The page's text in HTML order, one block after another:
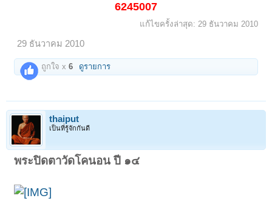
6245007
แก้ไขครั้งล่าสุด: 29 ธันวาคม 2010
29 ธันวาคม 2010
ถูกใจ x6 ดูรายการ
thaiput
เป็นที่รู้จักกันดี
พระปิดตาวัดโคนอน ปี ๑๔